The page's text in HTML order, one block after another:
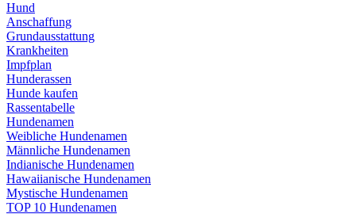
Hund
Anschaffung
Grundausstattung
Krankheiten
Impfplan
Hunderassen
Hunde kaufen
Rassentabelle
Hundenamen
Weibliche Hundenamen
Männliche Hundenamen
Indianische Hundenamen
Hawaiianische Hundenamen
Mystische Hundenamen
TOP 10 Hundenamen